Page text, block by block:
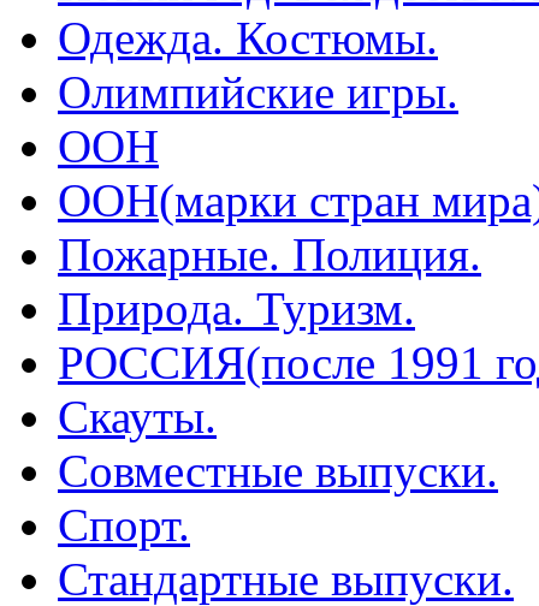
Одежда. Костюмы.
Олимпийские игры.
ООН
ООН(марки стран
Пожарные. Полиция.
Природа. Туризм.
РОССИЯ(после 1991
Скауты.
Совместные выпуски.
Спорт.
Стандартные выпуски.